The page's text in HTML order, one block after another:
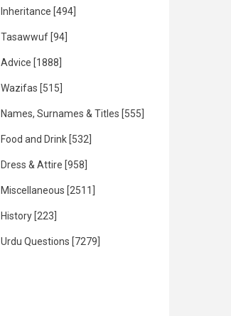
Inheritance [494]
Tasawwuf [94]
Advice [1888]
Wazifas [515]
Names, Surnames & Titles [555]
Food and Drink [532]
Dress & Attire [958]
Miscellaneous [2511]
History [223]
Urdu Questions [7279]